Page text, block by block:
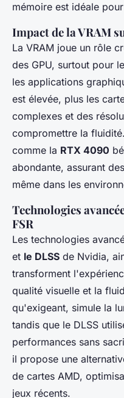
mémoire est idéale
Impact de la VRAM
La VRAM joue un rôle
des GPU, surtout pour
les applications
est élevée, plus les
complexes et des
compromettre la
comme la RTX 4090
abondante, assurant
même dans les
Technologies
FSR
Les technologies
et le DLSS de Nvidia,
transforment
qualité visuelle et la
qu'exigeant, simule la
tandis que le DLSS
performances sans
il propose une
de cartes AMD,
jeux récents.